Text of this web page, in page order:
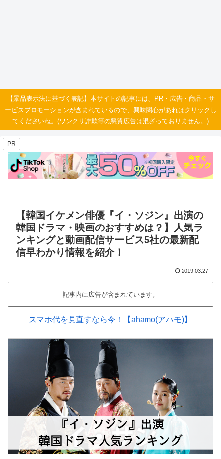
【景品表示法に基づく表記】本サイトの記事には、PR・広告・商品・サ
ービスプロモーションが含まれているので、興味関心があればクリックし
てくださいね。(ワンクリ詐欺等の悪質広告は混ざっておりません。)
PR
【韓国イケメン俳優『イ・ソジン』出演の
韓国ドラマ・映画のおすすめは？】人気ラ
ンキングと動画配信サービス5社の最新配
信早わかり情報を紹介！
2019.03.27
記事内に広告が含まれています。
スマホ代を見直すなら今！【ahamo(アハモ)】